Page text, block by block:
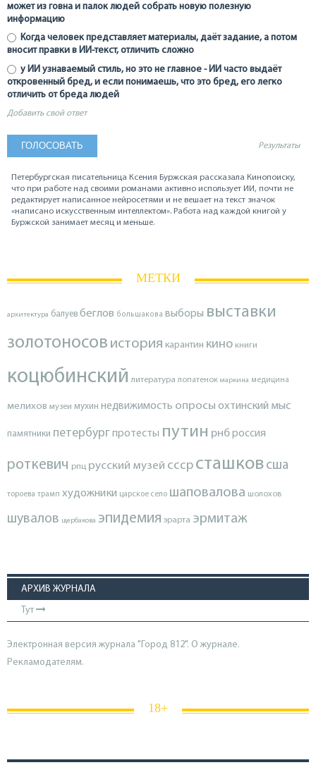
может из говна и палок людей собрать новую полезную
информацию
Когда человек представляет материалы, даёт задание, а потом
вносит правки в ИИ-текст, отличить сложно
у ИИ узнаваемый стиль, но это не главное - ИИ часто выдаёт
откровенный бред, и если понимаешь, что это бред, его легко
отличить от бреда людей
Добавить свой ответ
Результаты
Петербургская писательница Ксения Буржская рассказала Кинопоиску,
что при работе над своими романами активно использует ИИ, почти не
редактирует написанное нейросетями и не вешает на текст значок
«написано искусственным интеллектом». Работа над каждой книгой у
Буржской занимает месяц и меньше.
МЕТКИ
архитектура балуев беглов большакова выборы выставки
золотоносов история карантин кино книги
коцюбинский литература лопатенок маркина медицина
мелихов музеи мухин недвижимость опросы охтинский мыс
памятники петербургпротесты путин рнброссия
роткевич рпц русский музей ссср сташков сша
тороева трамп художники царское село шаповалова шолохов
шувалов щербакова эпидемия эрарта эрмитаж
АРХИВ ЖУРНАЛА
Тут
Электронная версия журнала "Город 812". О журнале.
Рекламодателям.
18+